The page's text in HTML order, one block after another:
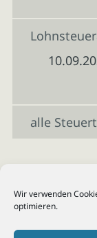
Wir verwenden
optimieren.
alle